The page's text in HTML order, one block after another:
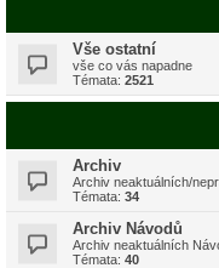
Vše ostatní
vše co vás napadne
Témata: 2521
Archiv
Archiv neaktuálních/
Témata: 34
Archiv Návodů
Archiv neaktuálních
Témata: 40